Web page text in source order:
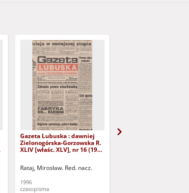
Gazeta Lubuska : dawniej
Zielonogórska-Gorzowska R.
XLIV [właśc. XLV], nr 16 (19
Rataj, Mirosław. Red. nacz.
1996
czasopisma